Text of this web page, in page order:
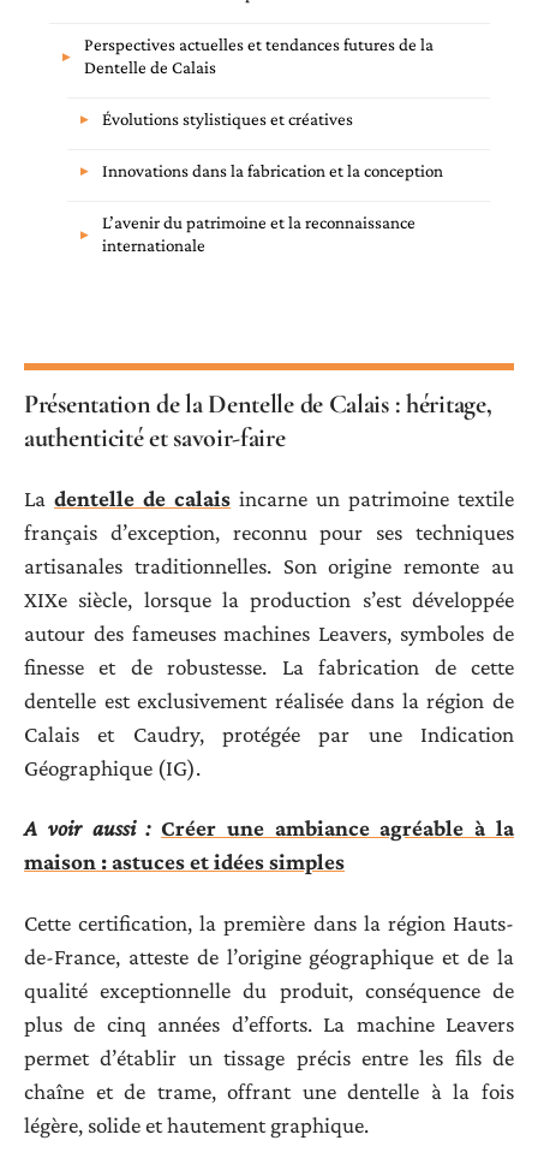
Perspectives actuelles et tendances futures de la
Dentelle de Calais
Évolutions stylistiques et créatives
Innovations dans la fabrication et la conception
L’avenir du patrimoine et la reconnaissance
internationale
Présentation de la Dentelle de Calais : héritage,
authenticité et savoir-faire
La dentelle de calais incarne un patrimoine textile
français d’exception, reconnu pour ses techniques
artisanales traditionnelles. Son origine remonte au
XIXe siècle, lorsque la production s’est développée
autour des fameuses machines Leavers, symboles de
finesse et de robustesse. La fabrication de cette
dentelle est exclusivement réalisée dans la région de
Calais et Caudry, protégée par une Indication
Géographique (IG).
A voir aussi : Créer une ambiance agréable à la
maison : astuces et idées simples
Cette certification, la première dans la région Hauts-
de-France, atteste de l’origine géographique et de la
qualité exceptionnelle du produit, conséquence de
plus de cinq années d’efforts. La machine Leavers
permet d’établir un tissage précis entre les fils de
chaîne et de trame, offrant une dentelle à la fois
légère, solide et hautement graphique.